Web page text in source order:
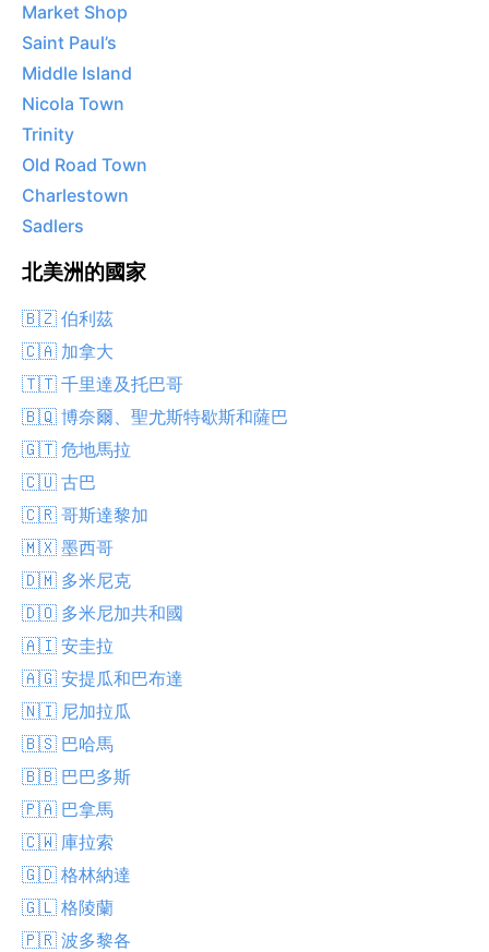
Market Shop
Saint Paul’s
Middle Island
Nicola Town
Trinity
Old Road Town
Charlestown
Sadlers
北美洲的國家
🇧🇿 伯利茲
🇨🇦 加拿大
🇹🇹 千里達及托巴哥
🇧🇶 博奈爾、聖尤斯特歇斯和薩巴
🇬🇹 危地馬拉
🇨🇺 古巴
🇨🇷 哥斯達黎加
🇲🇽 墨西哥
🇩🇲 多米尼克
🇩🇴 多米尼加共和國
🇦🇮 安圭拉
🇦🇬 安提瓜和巴布達
🇳🇮 尼加拉瓜
🇧🇸 巴哈馬
🇧🇧 巴巴多斯
🇵🇦 巴拿馬
🇨🇼 庫拉索
🇬🇩 格林納達
🇬🇱 格陵蘭
🇵🇷 波多黎各